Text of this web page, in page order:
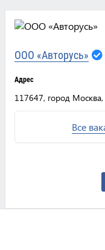
ООО «Авторусь»
Адрес
117647, город
Все